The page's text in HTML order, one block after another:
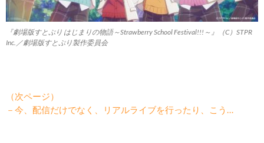
『劇場版すとぷり はじまりの物語～Strawberry School Festival!!!～』（C）STPR
Inc.／劇場版すとぷり製作委員会
（次ページ）
－今、配信だけでなく、リアルライブを行ったり、こう…